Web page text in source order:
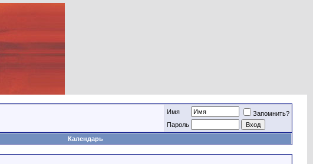
Имя
Запомнить?
Пароль
Календарь